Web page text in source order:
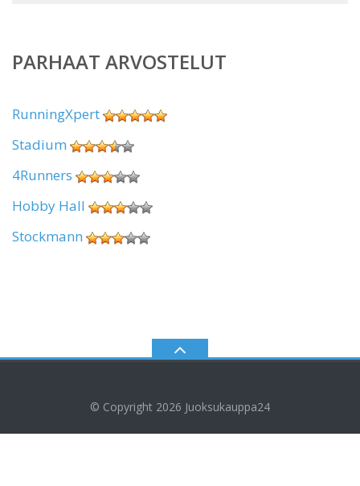
PARHAAT ARVOSTELUT
RunningXpert
Stadium
4Runners
Hobby Hall
Stockmann
© Copyright 2026 Juoksukauppa24